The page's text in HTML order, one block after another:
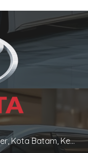
Kepulauan Riau 29432